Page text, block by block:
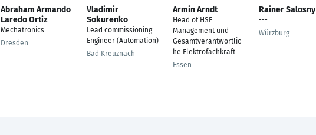
Abraham Armando
Laredo Ortiz
Mechatronics
Dresden
Vladimir
Sokurenko
Lead commissioning
Engineer (Automation)
Bad Kreuznach
Armin Arndt
Head of HSE
Management und
Gesamtverantwortlic
he Elektrofachkraft
Essen
Rainer Salosny
---
Würzburg